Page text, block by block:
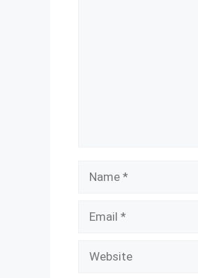
Name
Email
Website